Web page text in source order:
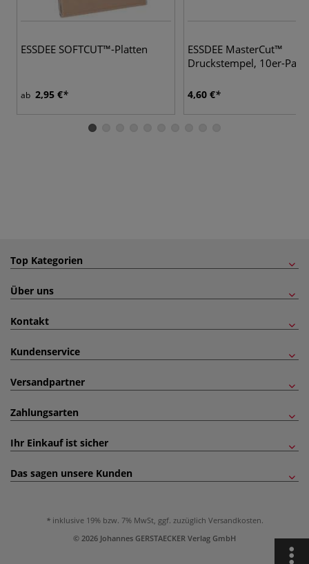
ESSDEE SOFTCUT™-Platten
ab 2,95 €
ESSDEE MasterCut™
Druckstempel, 10er-
4,60 €
Top Kategorien
Über uns
Kontakt
Kundenservice
Versandpartner
Zahlungsarten
Ihr Einkauf ist sicher
Das sagen unsere Kunden
inklusive 19% bzw. 7% MwSt, ggf. zuzüglich Versandkosten.
© 2026 Johannes GERSTAECKER Verlag GmbH